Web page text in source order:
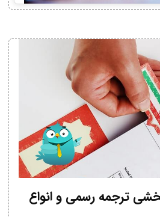
ترجمه رسمی و انواع